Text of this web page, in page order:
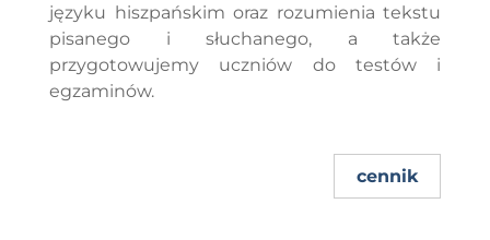
języku hiszpańskim oraz rozumienia tekstu
pisanego i słuchanego, a także
przygotowujemy uczniów do testów i
egzaminów.
cennik